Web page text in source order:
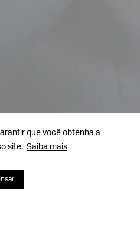
que você obtenha a
site. Saiba mais